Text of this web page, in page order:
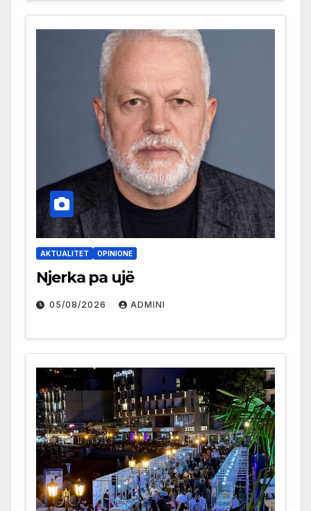
AKTUALITET OPINIONE
Njerka pa ujë
05/08/2026 ADMINI